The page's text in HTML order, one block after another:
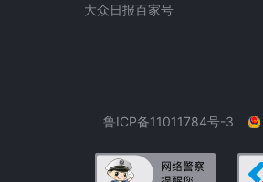
大众日报百家号
鲁ICP备11011784号-3